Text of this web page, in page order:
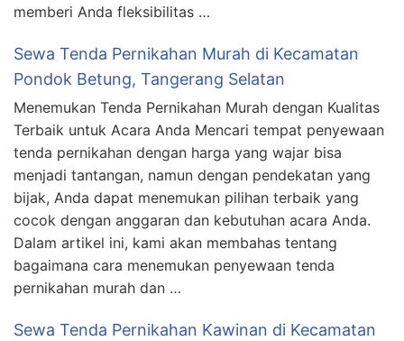
memberi Anda fleksibilitas …
Sewa Tenda Pernikahan Murah di Kecamatan
Pondok Betung, Tangerang Selatan
Menemukan Tenda Pernikahan Murah dengan Kualitas
Terbaik untuk Acara Anda Mencari tempat penyewaan
tenda pernikahan dengan harga yang wajar bisa
menjadi tantangan, namun dengan pendekatan yang
bijak, Anda dapat menemukan pilihan terbaik yang
cocok dengan anggaran dan kebutuhan acara Anda.
Dalam artikel ini, kami akan membahas tentang
bagaimana cara menemukan penyewaan tenda
pernikahan murah dan …
Sewa Tenda Pernikahan Kawinan di Kecamatan